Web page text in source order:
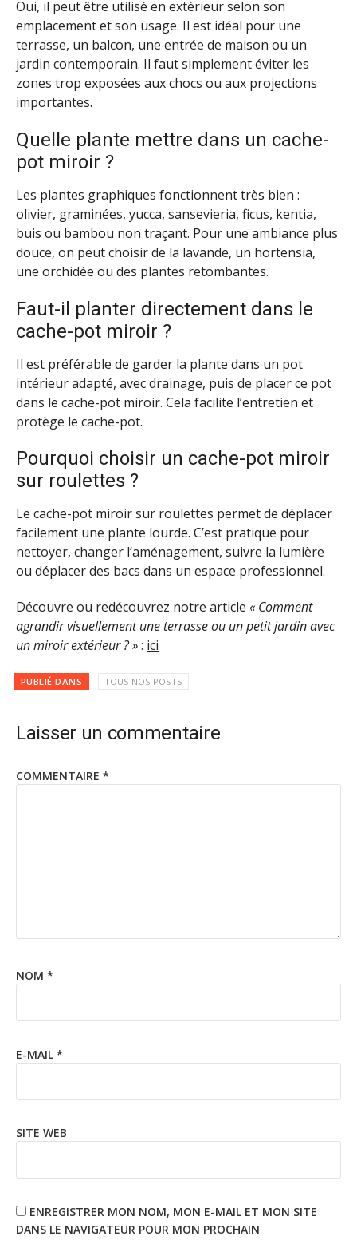
Oui, il peut être utilisé en extérieur selon son
emplacement et son usage. Il est idéal pour une
terrasse, un balcon, une entrée de maison ou un
jardin contemporain. Il faut simplement éviter les
zones trop exposées aux chocs ou aux projections
importantes.
Quelle plante mettre dans un cache-
pot miroir ?
Les plantes graphiques fonctionnent très bien :
olivier, graminées, yucca, sansevieria, ficus, kentia,
buis ou bambou non traçant. Pour une ambiance plus
douce, on peut choisir de la lavande, un hortensia,
une orchidée ou des plantes retombantes.
Faut-il planter directement dans le
cache-pot miroir ?
Il est préférable de garder la plante dans un pot
intérieur adapté, avec drainage, puis de placer ce pot
dans le cache-pot miroir. Cela facilite l’entretien et
protège le cache-pot.
Pourquoi choisir un cache-pot miroir
sur roulettes ?
Le cache-pot miroir sur roulettes permet de déplacer
facilement une plante lourde. C’est pratique pour
nettoyer, changer l’aménagement, suivre la lumière
ou déplacer des bacs dans un espace professionnel.
Découvre ou redécouvrez notre article « Comment
agrandir visuellement une terrasse ou un petit jardin avec
un miroir extérieur ? »: ici
PUBLIÉ DANS TOUS NOS POSTS
Laisser un commentaire
COMMENTAIRE *
NOM *
E-MAIL *
SITE WEB
ENREGISTRER MON NOM, MON E-MAIL ET MON SITE
DANS LE NAVIGATEUR POUR MON PROCHAIN